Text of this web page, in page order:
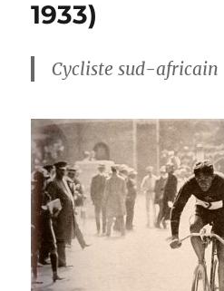
1933)
Cycliste sud-africain